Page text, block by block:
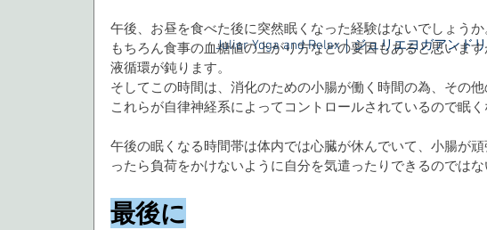
午後、お昼を食べた後に突然眠くなった経験はないでしょうか
もちろん食事の血糖値の上がり方などの要因もあると思いま
液循環が鈍ります。
そしてこの時間は、消化のための小腸が働く時間の為、その他
これらが自律神経系によってコントロールされているので眠く
午後の眠くなる時間帯は体内では心臓が休んでいて、小腸が
ったら負荷をかけないように自分を気遣ったりできるのではな
最後に
​Julier Yoga and Relax｜ジュリエヨガアンド